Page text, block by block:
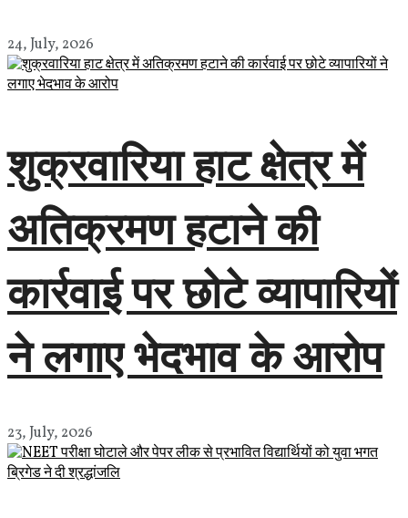
24, July, 2026
शुक्रवारिया हाट क्षेत्र में
अतिक्रमण हटाने की
कार्रवाई पर छोटे व्यापारियों
ने लगाए भेदभाव के आरोप
23, July, 2026